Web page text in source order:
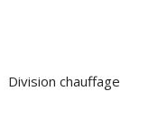
Division chauffage